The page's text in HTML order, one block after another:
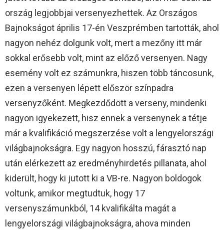
ország legjobbjai versenyezhettek. Az Országos
Bajnokságot április 17-én Veszprémben tartották, ahol
nagyon nehéz dolgunk volt, mert a mezőny itt már
sokkal erősebb volt, mint az előző versenyen. Nagy
esemény volt ez számunkra, hiszen több táncosunk,
ezen a versenyen lépett először színpadra
versenyzőként. Megkezdődött a verseny, mindenki
nagyon igyekezett, hisz ennek a versenynek a tétje
már a kvalifikáció megszerzése volt a lengyelországi
világbajnokságra. Egy nagyon hosszú, fárasztó nap
után elérkezett az eredményhirdetés pillanata, ahol
kiderült, hogy ki jutott ki a VB-re. Nagyon boldogok
voltunk, amikor megtudtuk, hogy 17
versenyszámunkból, 14 kvalifikálta magát a
lengyelországi világbajnokságra, ahova minden